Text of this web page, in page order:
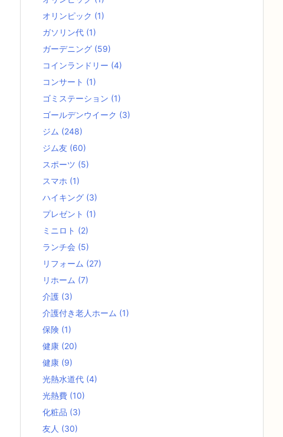
オリンピック (1)
ガソリン代 (1)
ガーデニング (59)
コインランドリー (4)
コンサート (1)
ゴミステーション (1)
ゴールデンウイーク (3)
ジム (248)
ジム友 (60)
スポーツ (5)
スマホ (1)
ハイキング (3)
プレゼント (1)
ミニロト (2)
ランチ会 (5)
リフォーム (27)
リホーム (7)
介護 (3)
介護付き老人ホーム (1)
保険 (1)
健康 (20)
健康 (9)
光熱水道代 (4)
光熱費 (10)
化粧品 (3)
友人 (30)